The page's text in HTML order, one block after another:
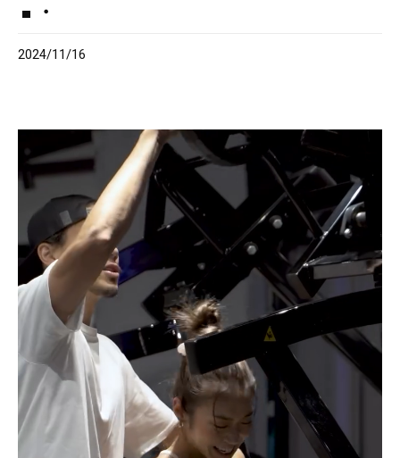
・
2024/11/16